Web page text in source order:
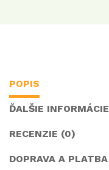
POPIS
ĎALŠIE INFORMÁCIE
RECENZIE (0)
DOPRAVA A PLATBA